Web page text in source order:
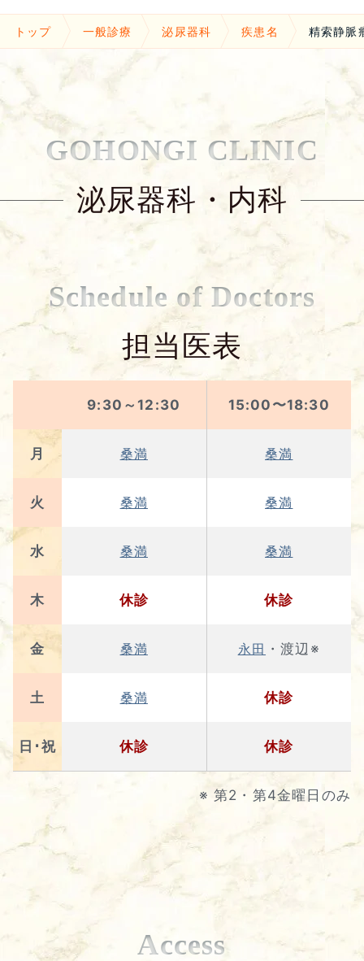
トップ 一般診療 泌尿器科 疾患名 精索静脈
GOHONGI CLINIC
泌尿器科・内科
Schedule of Doctors
担当医表
月
火
水
木
金
土
日･祝
9:30～12:30
桑満
桑満
桑満
休診
桑満
桑満
休診
15:00〜18:30
桑満
桑満
桑満
休診
永田 ・渡辺※
休診
休診
※ 第2・第4金曜日のみ
Access